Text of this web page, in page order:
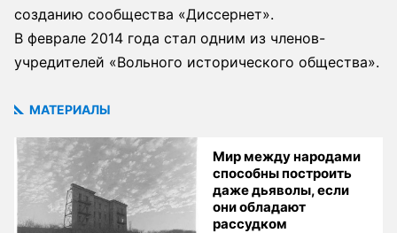
созданию сообщества «Диссернет».
В феврале 2014 года стал одним из членов-
учредителей «Вольного исторического общества».
МАТЕРИАЛЫ
Мир между народами
способны построить
даже дьяволы, если
они обладают
рассудком